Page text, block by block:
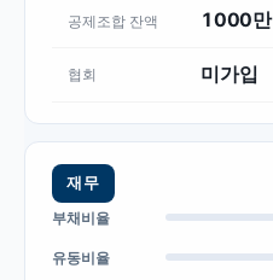
공제조합 잔액 1000만
협회 미가입
재무
부채비율
유동비율